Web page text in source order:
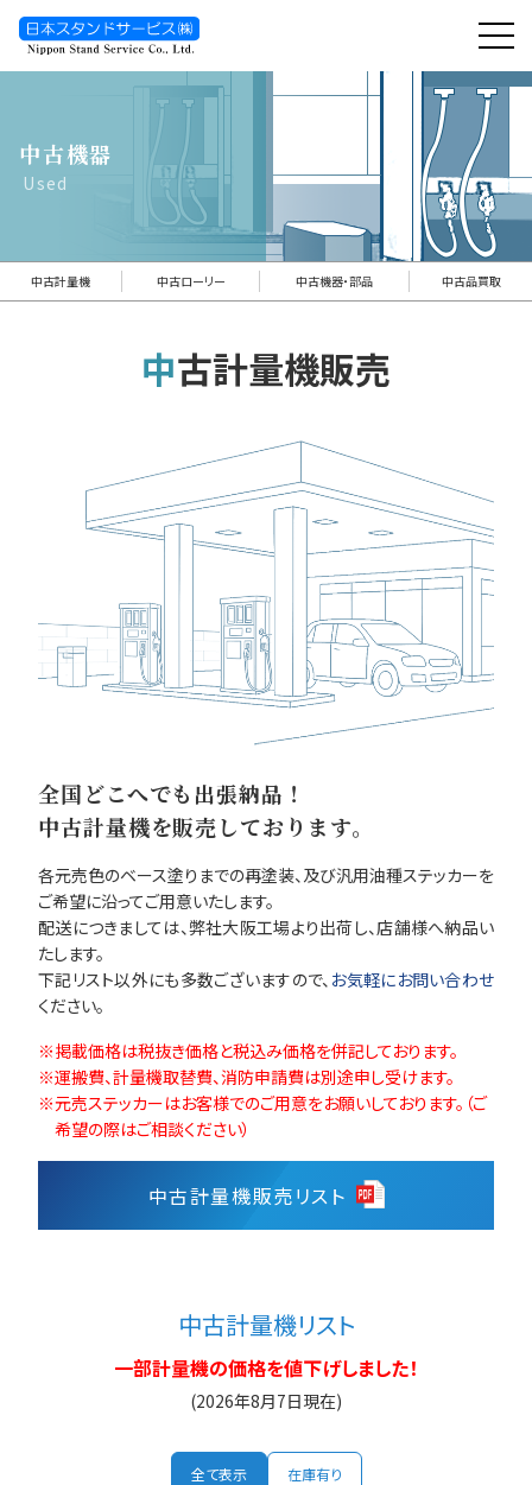
中古機器
Used
中古計量機 中古ローリー 中古機器・部品 中古品買取
中古計量機販売
全国どこへでも出張納品！
中古計量機を販売しております。
各元売色のベース塗りまでの再塗装、及び汎用油種ステッカーを
ご希望に沿ってご用意いたします。
配送につきましては、弊社大阪工場より出荷し、店舗様へ納品い
たします。
下記リスト以外にも多数ございますので、 お気軽にお問い合わせ
ください。
掲載価格は税抜き価格と税込み価格を併記しております。
運搬費、計量機取替費、消防申請費は別途申し受けます。
元売ステッカーはお客様でのご用意をお願いしております。（ご
希望の際はご相談ください）
中古計量機販売リスト
中古計量機リスト
一部計量機の価格を値下げしました！
(2026年8月7日現在)
全て表示 在庫有り